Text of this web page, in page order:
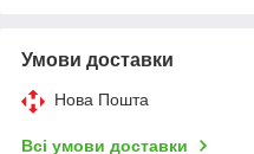
Умови доставки
Нова Пошта
Всі умови доставки